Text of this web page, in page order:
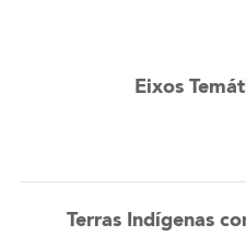
Eixos
Terras Indígenas